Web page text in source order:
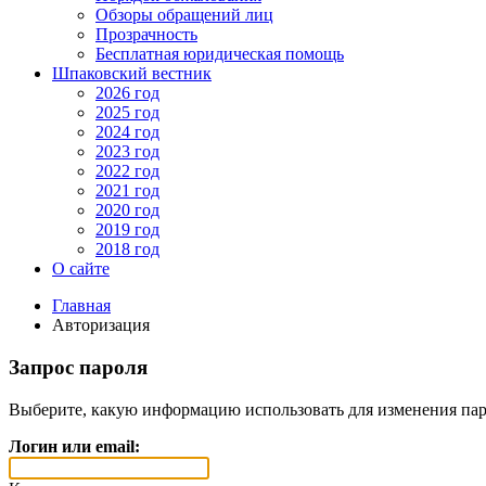
Обзоры обращений лиц
Прозрачность
Бесплатная юридическая помощь
Шпаковский вестник
2026 год
2025 год
2024 год
2023 год
2022 год
2021 год
2020 год
2019 год
2018 год
О сайте
Главная
Авторизация
Запрос пароля
Выберите, какую информацию использовать для изменения
Логин или email: